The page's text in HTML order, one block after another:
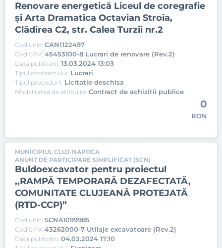
Renovare energetică Liceul de coregrafie
și Arta Dramatica Octavian Stroia,
Clădirea C2, str. Calea Turzii nr.2
Cod unic: CAN1122497
Cod CPV: 45453100-8 Lucrari de renovare (Rev.2)
Data publicării: 13.03.2024 13:03
Tipul contractului: Lucrari
Tipul procedurii: Licitatie deschisa
Modalitatea de atribuire: Contract de achizitii publice
0
RON
MUNICIPIUL CLUJ-NAPOCA
ANUNT DE PARTICIPARE SIMPLIFICAT (SCN)
Buldoexcavator pentru proiectul
,,RAMPĂ TEMPORARĂ DEZAFECTATĂ,
COMUNITATE CLUJEANĂ PROTEJATĂ
(RTD-CCP)”
Cod unic: SCNA1099985
Cod CPV: 43262000-7 Utilaje excavatoare (Rev.2)
Data publicării: 04.03.2024 17:10